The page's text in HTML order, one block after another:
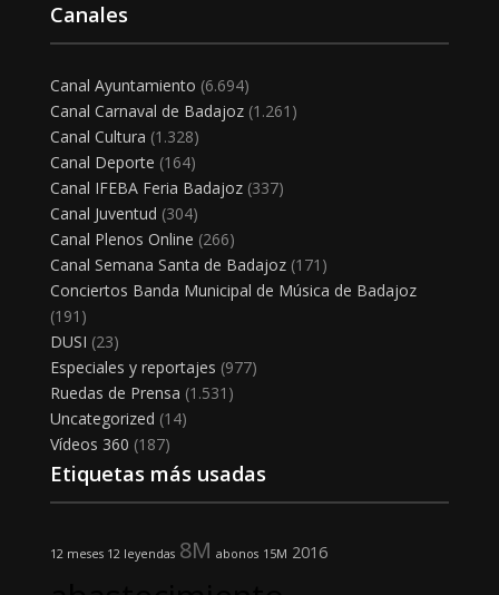
Canales
Canal Ayuntamiento (6.694)
Canal Carnaval de Badajoz(1.261)
Canal Cultura (1.328)
Canal Deporte (164)
Canal IFEBA Feria Badajoz(337)
Canal Juventud (304)
Canal Plenos Online (266)
Canal Semana Santa de Badajoz(171)
Conciertos Banda Municipal de Música de Badajoz
(191)
DUSI (23)
Especiales y reportajes (977)
Ruedas de Prensa (1.531)
Uncategorized (14)
Vídeos 360 (187)
Etiquetas más usadas
12 meses 12 leyendas 8M abonos 15M 2016